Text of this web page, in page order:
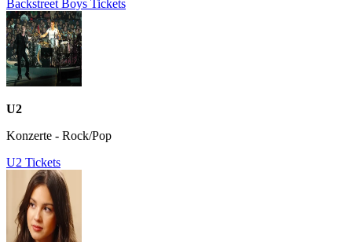
Backstreet Boys Tickets
U2
Konzerte - Rock/Pop
U2 Tickets